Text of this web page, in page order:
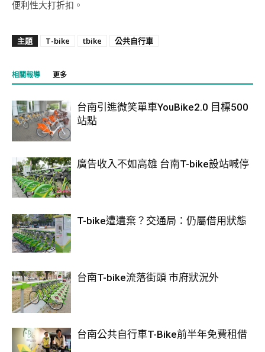
便利性大打折扣。
主題 T-bike tbike 公共自行車
相關報導 更多
台南引進微笑單車YouBike2.0 目標500
站點
廣告收入不如高雄 台南T-bike設站喊停
T-bike遭遺棄？交通局：仍屬借用狀態
台南T-bike流落街頭 市府狀況外
台南公共自行車T-Bike前半年免費租借